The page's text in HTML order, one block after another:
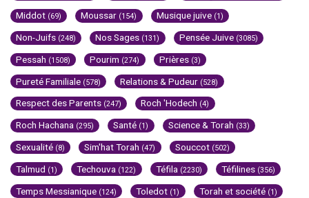
Middot (69) Moussar (154) Musique juive (1)
Non-Juifs (248) Nos Sages (131) Pensée Juive (3085)
Pessah (1508) Pourim (274) Prières (3)
Pureté Familiale (578) Relations & Pudeur (528)
Respect des Parents (247) Roch 'Hodech (4)
Roch Hachana (295) Santé (1) Science & Torah (33)
Sexualité (8) Sim'hat Torah (47) Souccot (502)
Talmud (1) Techouva (122) Téfila (2230) Téfilines (356)
Temps Messianique (124) Toledot (1) Torah et société (1)